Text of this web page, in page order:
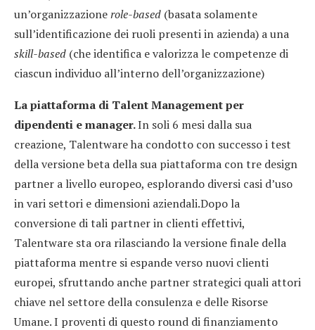
un’organizzazionerole-based (basata solamente
sull’identificazione dei ruoli presenti in azienda) a una
skill-based (che identifica e valorizza le competenze di
ciascun individuo all’interno dell’organizzazione)
La piattaforma di Talent Management per
dipendenti e manager.In soli 6 mesi dalla sua
creazione, Talentware ha condotto con successo i test
della versione beta della sua piattaforma con tre design
partner a livello europeo, esplorando diversi casi d’uso
in vari settori e dimensioni aziendali.Dopo la
conversione di tali partner in clienti effettivi,
Talentware sta ora rilasciando la versione finale della
piattaforma mentre si espande verso nuovi clienti
europei, sfruttando anche partner strategici quali attori
chiave nel settore della consulenza e delle Risorse
Umane. I proventi di questo round di finanziamento